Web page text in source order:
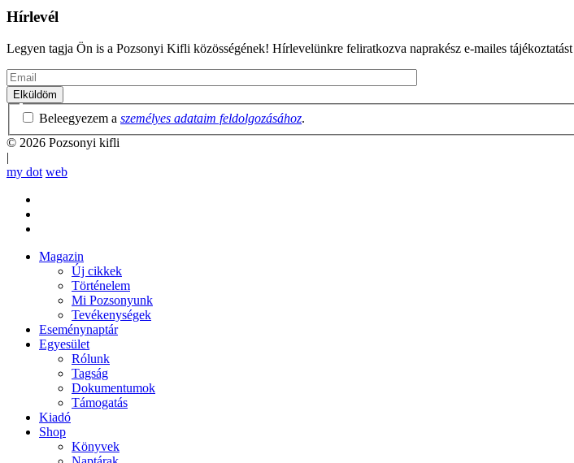
Hírlevél
Legyen tagja Ön is a Pozsonyi Kifli közösségének! Hírlevelünkre feliratkozva naprakész e-mailes
Email
Adatvédelmi
irányelvek
Beleegyezem a személyes adataim feldolgozásához.
© 2026 Pozsonyi kifli
|
my dot web
Magazin
Új cikkek
Történelem
Mi Pozsonyunk
Tevékenységek
Eseménynaptár
Egyesület
Rólunk
Tagság
Dokumentumok
Támogatás
Kiadó
Shop
Könyvek